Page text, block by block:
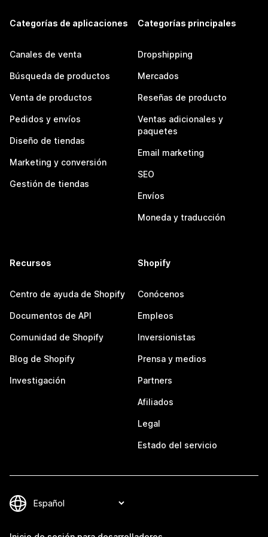
Categorías de aplicaciones
Canales de venta
Búsqueda de productos
Venta de productos
Pedidos y envíos
Diseño de tiendas
Marketing y conversión
Gestión de tiendas
Categorías principales
Dropshipping
Mercados
Reseñas de producto
Ventas adicionales y
paquetes
Email marketing
SEO
Envíos
Moneda y traducción
Recursos
Centro de ayuda de Shopify
Documentos de API
Comunidad de Shopify
Blog de Shopify
Investigación
Shopify
Conócenos
Empleos
Inversionistas
Prensa y medios
Partners
Afiliados
Legal
Estado del servicio